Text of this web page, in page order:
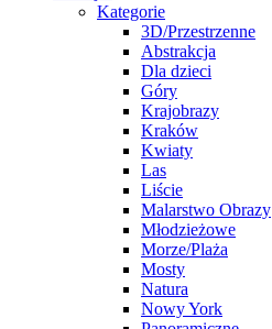
Kategorie
3D/Przestrzenne
Abstrakcja
Dla dzieci
Góry
Krajobrazy
Kraków
Kwiaty
Las
Liście
Malarstwo Obrazy
Młodzieżowe
Morze/Plaża
Mosty
Natura
Nowy York